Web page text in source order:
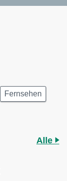
Fernsehen
Alle